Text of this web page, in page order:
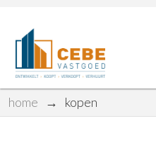
home → kopen